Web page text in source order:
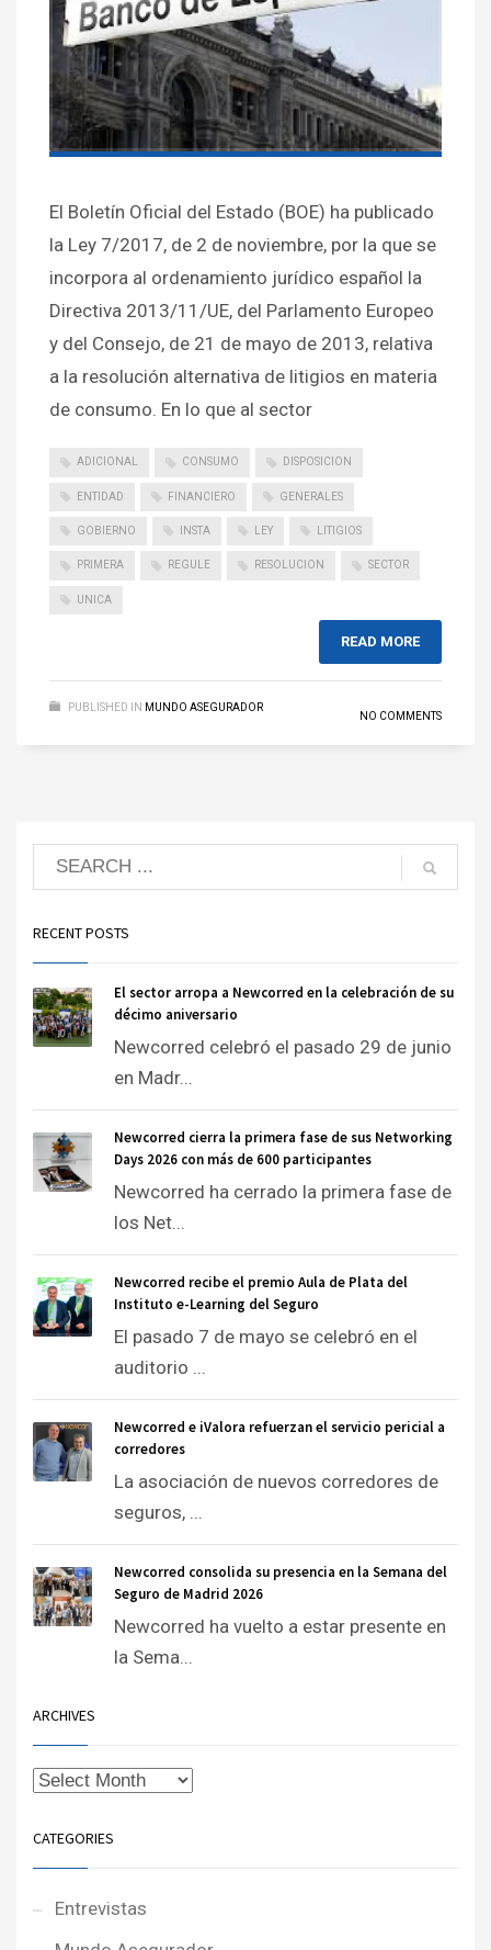
El Boletín Oficial del Estado (BOE) ha publicado
la Ley 7/2017, de 2 de noviembre, por la que se
incorpora al ordenamiento jurídico español la
Directiva 2013/11/UE, del Parlamento Europeo
y del Consejo, de 21 de mayo de 2013, relativa
a la resolución alternativa de litigios en materia
de consumo. En lo que al sector
ADICIONAL CONSUMO DISPOSICION
ENTIDAD FINANCIERO GENERALES
GOBIERNO INSTA LEY LITIGIOS
PRIMERA REGULE RESOLUCION SECTOR
UNICA
READ MORE
PUBLISHED IN MUNDO ASEGURADOR
NO COMMENTS
RECENT POSTS
El sector arropa a Newcorred en la celebración de su
décimo aniversario
Newcorred celebró el pasado 29 de junio
en Madr...
Newcorred cierra la primera fase de sus Networking
Days 2026 con más de 600 participantes
Newcorred ha cerrado la primera fase de
los Net...
Newcorred recibe el premio Aula de Plata del
Instituto e-Learning del Seguro
El pasado 7 de mayo se celebró en el
auditorio ...
Newcorred e iValora refuerzan el servicio pericial a
corredores
La asociación de nuevos corredores de
seguros, ...
Newcorred consolida su presencia en la Semana del
Seguro de Madrid 2026
Newcorred ha vuelto a estar presente en
la Sema...
ARCHIVES
CATEGORIES
Entrevistas